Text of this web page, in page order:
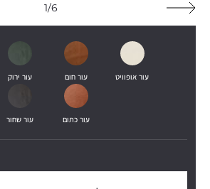
1/6
עור אופוויט עור חום עור ירוק
עור כתום עור שחור